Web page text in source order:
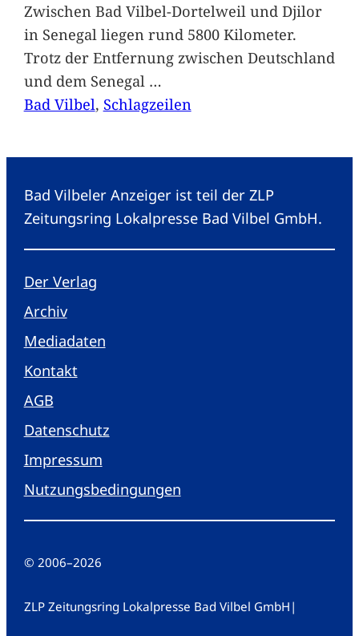
Zwischen Bad Vilbel-Dortelweil und Djilor
in Senegal liegen rund 5800 Kilometer.
Trotz der Entfernung zwischen Deutschland
und dem Senegal …
Bad Vilbel, Schlagzeilen
Bad Vilbeler Anzeiger ist teil der ZLP
Zeitungsring Lokalpresse Bad Vilbel GmbH.
Der Verlag
Archiv
Mediadaten
Kontakt
AGB
Datenschutz
Impressum
Nutzungsbedingungen
© 2006–2026
ZLP Zeitungsring Lokalpresse Bad Vilbel GmbH |